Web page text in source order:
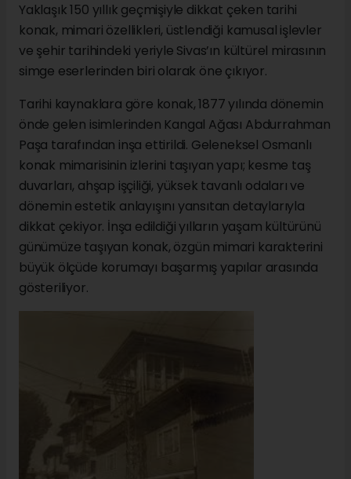
Yaklaşık 150 yıllık geçmişiyle dikkat çeken tarihi
konak, mimari özellikleri, üstlendiği kamusal işlevler
ve şehir tarihindeki yeriyle Sivas’ın kültürel mirasının
simge eserlerinden biri olarak öne çıkıyor.
Tarihi kaynaklara göre konak, 1877 yılında dönemin
önde gelen isimlerinden Kangal Ağası Abdurrahman
Paşa tarafından inşa ettirildi. Geleneksel Osmanlı
konak mimarisinin izlerini taşıyan yapı; kesme taş
duvarları, ahşap işçiliği, yüksek tavanlı odaları ve
dönemin estetik anlayışını yansıtan detaylarıyla
dikkat çekiyor. İnşa edildiği yılların yaşam kültürünü
günümüze taşıyan konak, özgün mimari karakterini
büyük ölçüde korumayı başarmış yapılar arasında
gösteriliyor.